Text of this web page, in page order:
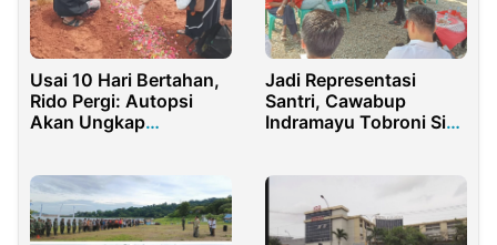
Usai 10 Hari Bertahan,
Rido Pergi: Autopsi
Akan Ungkap
Jadi Representasi
Santri, Cawabup
Indramayu Tobroni Siap
Madrasah Diniyah